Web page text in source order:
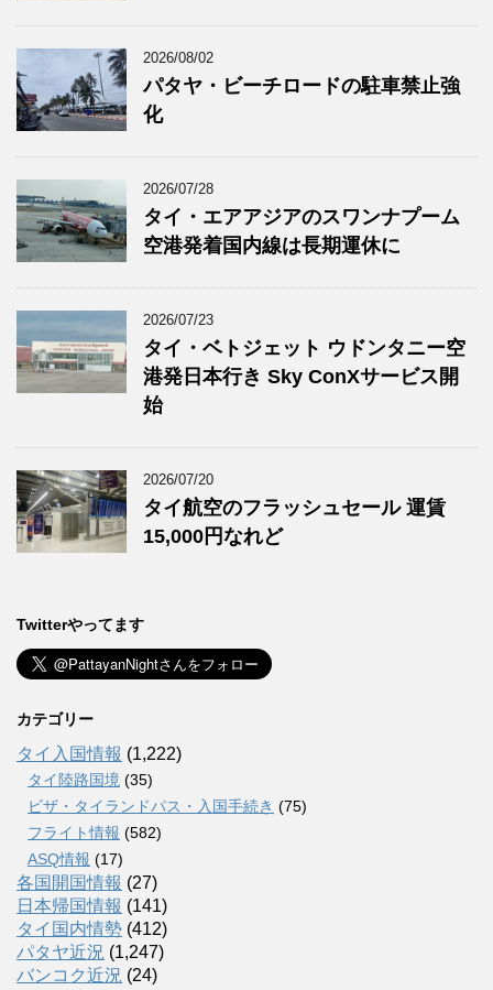
2026/08/02
パタヤ・ビーチロードの駐車禁止強
化
2026/07/28
タイ・エアアジアのスワンナプーム
空港発着国内線は長期運休に
2026/07/23
タイ・ベトジェット ウドンタニー空
港発日本行き Sky ConXサービス開
始
2026/07/20
タイ航空のフラッシュセール 運賃
15,000円なれど
Twitterやってます
カテゴリー
タイ入国情報 (1,222)
タイ陸路国境 (35)
ビザ・タイランドパス・入国手続き (75)
フライト情報 (582)
ASQ情報 (17)
各国開国情報 (27)
日本帰国情報 (141)
タイ国内情勢 (412)
パタヤ近況 (1,247)
バンコク近況 (24)